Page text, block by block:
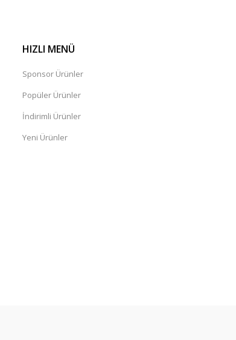
HIZLI MENÜ
Sponsor Ürünler
Popüler Ürünler
İndirimli Ürünler
Yeni Ürünler